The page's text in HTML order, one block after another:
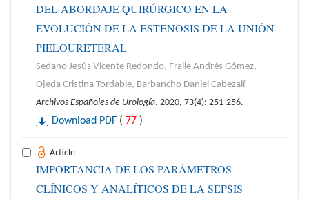
DEL ABORDAJE QUIRÚRGICO EN LA
EVOLUCIÓN DE LA ESTENOSIS DE LA UNIÓN
PIELOURETERAL
Sedano Jesús Vicente Redondo, Fraile Andrés Gómez,
Ojeda Cristina Tordable, Barbancho Daniel Cabezalí
Archivos Españoles de Urología. 2020, 73(4): 251-256.
Download PDF ( 77 )
Article
IMPORTANCIA DE LOS PARÁMETROS
CLÍNICOS Y ANALÍTICOS DE LA SEPSIS